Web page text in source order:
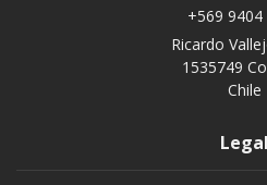
+569 9404
Ricardo
1535749
Chile
Legal